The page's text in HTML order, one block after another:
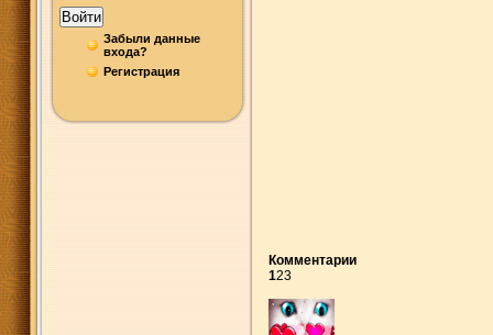
Войти
Забыли данные
входа?
Регистрация
Комментарии
123